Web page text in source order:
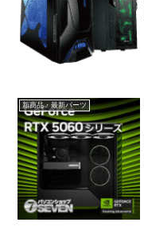
新商品・最新パーツ